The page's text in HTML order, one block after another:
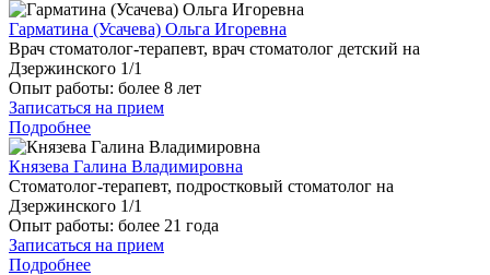
Гарматина (Усачева) Ольга Игоревна
Врач стоматолог-терапевт, врач стоматолог детский на
Дзержинского 1/1
Опыт работы: более 8 лет
Записаться на прием
Подробнее
Князева Галина Владимировна
Стоматолог-терапевт, подростковый стоматолог на
Дзержинского 1/1
Опыт работы: более 21 года
Записаться на прием
Подробнее